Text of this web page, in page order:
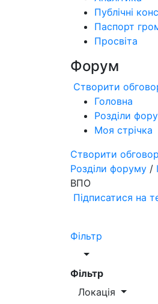
Публічні
Паспорт
Просвіта
Форум
Створити
Головна
Розділи
Моя стрічка
Створити
Розділи форуму /
ВПО
Підписатися на
Фільтр
Фільтр
Локація